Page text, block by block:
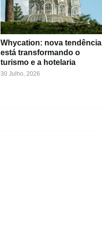
Whycation: nova tendência
está transformando o
turismo e a hotelaria
30 Julho, 2026